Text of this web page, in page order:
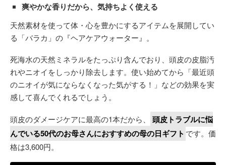
爽やかな香りだから、気持ちよく使える
天然素材を使って体・心を豊かにするアイテムを展開してい
る「バラカ」の『ヘアケアウォーター』。
死海水の天然ミネラルをたっぷり含んでおり、頭皮の皮脂汚
れやニオイをしっかり除去します。使い始めてから「最近頭
のニオイが気にならなくなった気がする！」などの効果を実
感して喜んでくれるでしょう。
頭皮のダメージケアに最高の1本だから、
頭皮トラブルに悩
んでいる50代のお母さんにおすすめの母の日ギフト です。価
格は3,600円。